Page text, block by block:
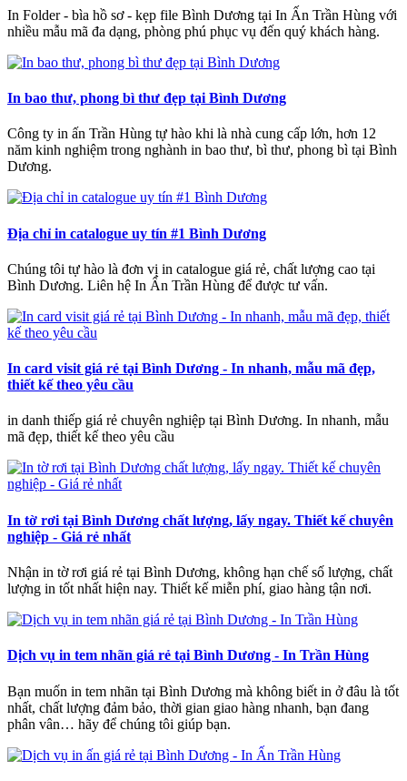
In Folder - bìa hồ sơ - kẹp file Bình Dương tại In Ấn Trần Hùng với
nhiều mẫu mã đa dạng, phòng phú phục vụ đến quý khách hàng.
In bao thư, phong bì thư đẹp tại Bình Dương
Công ty in ấn Trần Hùng tự hào khi là nhà cung cấp lớn, hơn 12
năm kinh nghiệm trong nghành in bao thư, bì thư, phong bì tại Bình
Dương.
Địa chỉ in catalogue uy tín #1 Bình Dương
Chúng tôi tự hào là đơn vị in catalogue giá rẻ, chất lượng cao tại
Bình Dương. Liên hệ In Ấn Trần Hùng để được tư vấn.
In card visit giá rẻ tại Bình Dương - In nhanh, mẫu mã đẹp,
thiết kế theo yêu cầu
in danh thiếp giá rẻ chuyên nghiệp tại Bình Dương. In nhanh, mẫu
mã đẹp, thiết kế theo yêu cầu
In tờ rơi tại Bình Dương chất lượng, lấy ngay. Thiết kế chuyên
nghiệp - Giá rẻ nhất
Nhận in tờ rơi giá rẻ tại Bình Dương, không hạn chế số lượng, chất
lượng in tốt nhất hiện nay. Thiết kế miễn phí, giao hàng tận nơi.
Dịch vụ in tem nhãn giá rẻ tại Bình Dương - In Trần Hùng
Bạn muốn in tem nhãn tại Bình Dương mà không biết in ở đâu là tốt
nhất, chất lượng đảm bảo, thời gian giao hàng nhanh, bạn đang
phân vân… hãy để chúng tôi giúp bạn.